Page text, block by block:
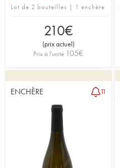
Lot de 2 bouteilles | 1 enchère
210€
(prix actuel)
Prix à l'unité 105€
ENCHÈRE 11